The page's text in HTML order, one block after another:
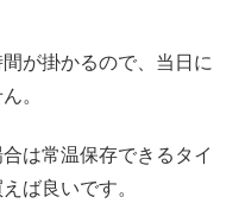
が掛かるので、当日に
。
は常温保存できるタイ
ば良いです。